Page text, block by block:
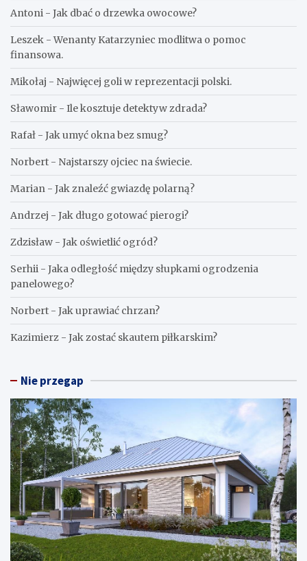
Antoni - Jak dbać o drzewka owocowe?
Leszek -Wenanty Katarzyniec modlitwa o pomoc
finansowa.
Mikołaj - Najwięcej goli w reprezentacji polski.
Sławomir - Ile kosztuje detektyw zdrada?
Rafał - Jak umyć okna bez smug?
Norbert - Najstarszy ojciec na świecie.
Marian - Jak znaleźć gwiazdę polarną?
Andrzej - Jak długo gotować pierogi?
Zdzisław - Jak oświetlić ogród?
Serhii - Jaka odległość między słupkami ogrodzenia
panelowego?
Norbert - Jak uprawiać chrzan?
Kazimierz - Jak zostać skautem piłkarskim?
Nie przegap